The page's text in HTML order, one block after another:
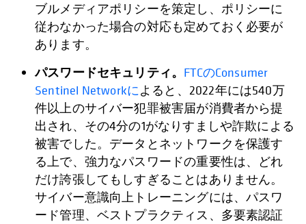
ブルメディアポリシーを策定し、ポリシーに
従わなかった場合の対応も定めておく必要が
あります。
パスワードセキュリティ。 FTCのConsumer
Sentinel Networkに
新しいタブで開く
よると、2022年には540万
件以上のサイバー犯罪被害届が消費者から提
出され、その4分の1がなりすましや詐欺による
被害でした。データとネットワークを保護す
る上で、強力なパスワードの重要性は、どれ
だけ誇張してもしすぎることはありません。
サイバー意識向上トレーニングには、パスワ
ード管理、ベストプラクティス、多要素認証